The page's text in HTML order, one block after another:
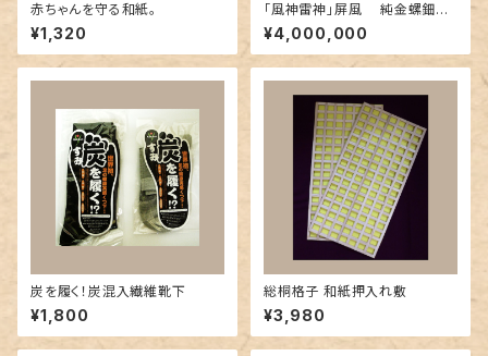
赤ちゃんを守る和紙。
¥1,320
「風神雷神」屏風 純金螺鈿漆
箔緯錦織 無月作
¥4,000,000
炭を履く！炭混入繊維靴下
¥1,800
総桐格子 和紙押入れ敷
¥3,980